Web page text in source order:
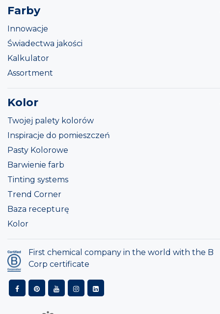
Farby
Innowacje
Świadectwa jakości
Kalkulator
Assortment
Kolor
Twojej palety kolorów
Inspiracje do pomieszczeń
Pasty Kolorowe
Barwienie farb
Tinting systems
Trend Corner
Baza recepturę
Kolor
First chemical company in the world with the B
Corp certificate